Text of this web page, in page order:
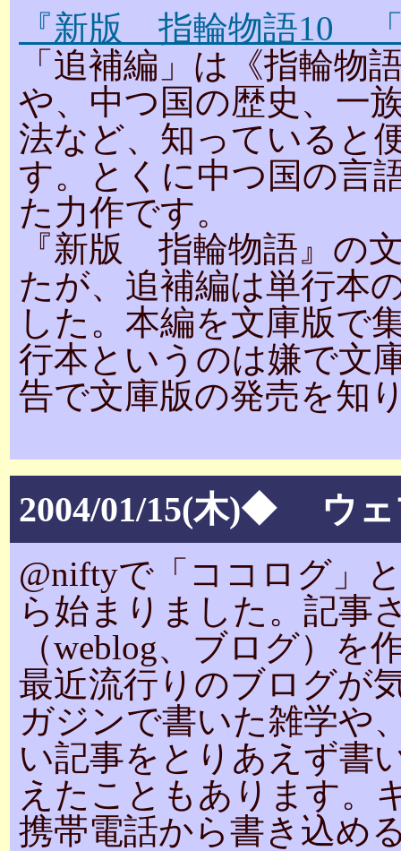
『新版 指輪物語10
「追補編」は《指輪物
や、中つ国の歴史、一
法など、知っていると
す。とくに中つ国の言
た力作です。
『新版 指輪物語』の
たが、追補編は単行本
した。本編を文庫版で
行本というのは嫌で文
告で文庫版の発売を知
2004/01/15(木)◆ ウェ
@niftyで「ココログ」
ら始まりました。記事
（weblog、ブログ）
最近流行りのブログが
ガジンで書いた雑学や
い記事をとりあえず書
えたこともあります。
携帯電話から書き込め